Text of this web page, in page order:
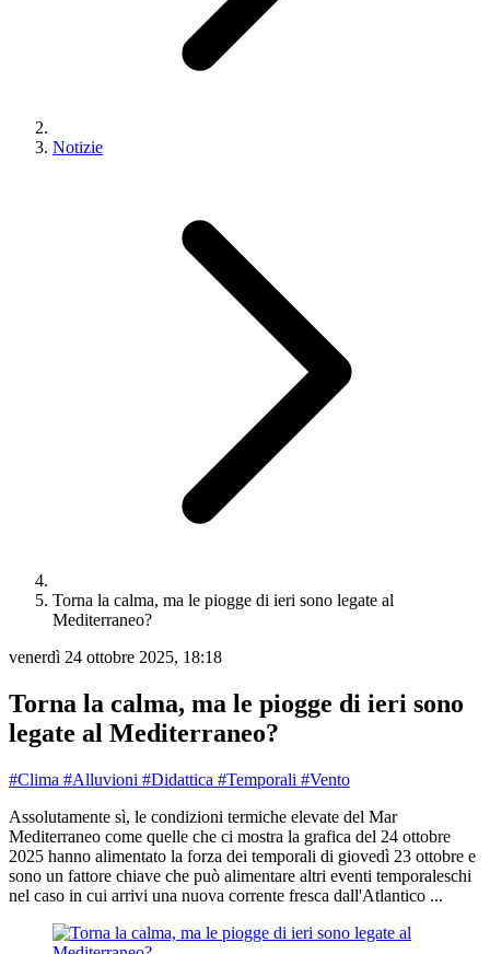
Notizie
Torna la calma, ma le piogge di ieri sono legate al
Mediterraneo?
venerdì 24 ottobre 2025, 18:18
Torna la calma, ma le piogge di ieri sono
legate al Mediterraneo?
#Clima #Alluvioni #Didattica #Temporali #Vento
Assolutamente sì, le condizioni termiche elevate del Mar
Mediterraneo come quelle che ci mostra la grafica del 24 ottobre
2025 hanno alimentato la forza dei temporali di giovedì 23 ottobre e
sono un fattore chiave che può alimentare altri eventi temporaleschi
nel caso in cui arrivi una nuova corrente fresca dall'Atlantico ...